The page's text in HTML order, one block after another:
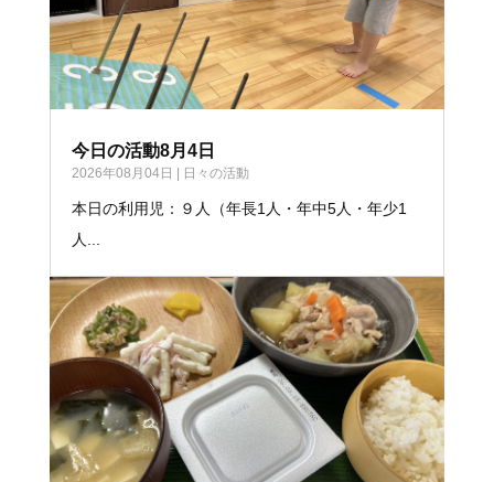
今日の活動8月4日
2026年08月04日 日々の活動
本日の利用児：９人（年長1人・年中5人・年少1
人...